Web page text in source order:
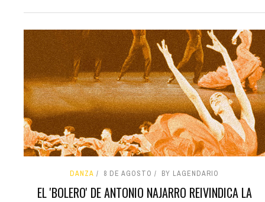
DANZA 8 DE AGOSTO BY LAGENDARIO
EL 'BOLERO' DE ANTONIO NAJARRO REIVINDICA LA